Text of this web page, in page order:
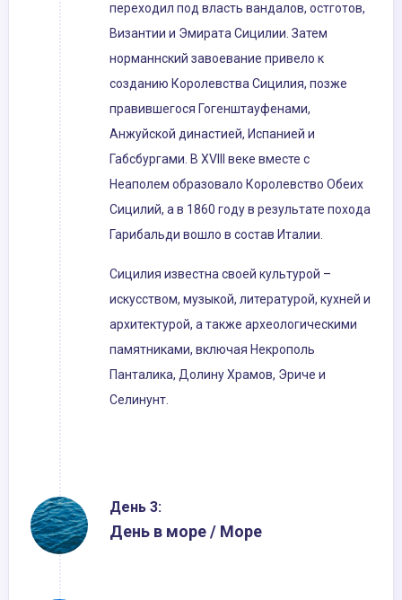
переходил под власть вандалов, остготов,
Византии и Эмирата Сицилии. Затем
норманнский завоевание привело к
созданию Королевства Сицилия, позже
правившегося Гогенштауфенами,
Анжуйской династией, Испанией и
Габсбургами. В XVIII веке вместе с
Неаполем образовало Королевство Обеих
Сицилий, а в 1860 году в результате похода
Гарибальди вошло в состав Италии.
Сицилия известна своей культурой –
искусством, музыкой, литературой, кухней и
архитектурой, а также археологическими
памятниками, включая Некрополь
Панталика, Долину Храмов, Эриче и
Селинунт.
День 3:
День в море / Море